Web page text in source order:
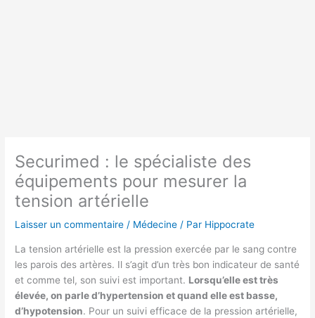
Securimed : le spécialiste des
équipements pour mesurer la
tension artérielle
Laisser un commentaire / Médecine / Par Hippocrate
La tension artérielle est la pression exercée par le sang contre
les parois des artères. Il s’agit d’un très bon indicateur de santé
et comme tel, son suivi est important. Lorsqu’elle est très
élevée, on parle d’hypertension et quand elle est basse,
d’hypotension. Pour un suivi efficace de la pression artérielle,